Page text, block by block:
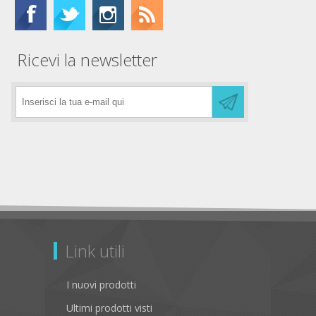
Ricevi la newsletter
Link utili
I nuovi prodotti
Ultimi prodotti visti